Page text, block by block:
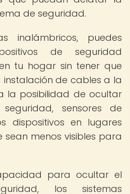
de seguridad.
inalámbricos, puedes
de seguridad
tu hogar sin tener que
de cables a la
la posibilidad de ocultar
sensores de
dispositivos en lugares
menos visibles para
para ocultar el
los sistemas